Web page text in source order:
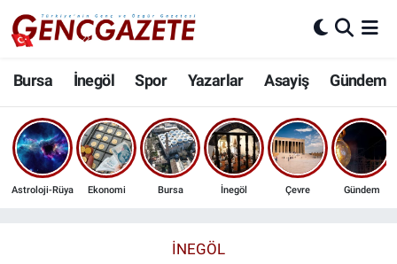
Bursa İnegöl Spor Yazarlar Asayiş Gündem
Astroloji-Rüya Ekonomi Bursa İnegöl Çevre Gündem
İNEGÖL
Bursa
İnegöl
3.SAYFA
Nöbetçi Eczaneler
Hava Durumu
Trafik Durumu